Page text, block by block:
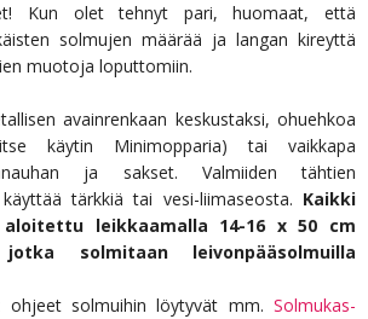
Kun olet tehnyt pari, huomaat, että
solmujen määrää ja langan kireyttä
muotoja loputtomiin.
avainrenkaan keskustaksi, ohuehkoa
käytin Minimopparia) tai vaikkapa
ja sakset. Valmiiden tähtien
tärkkiä tai vesi-liimaseosta. Kaikki
leikkaamalla 14-16 x 50 cm
solmitaan leivonpääsolmuilla
ohjeet solmuihin löytyvät mm. Solmukas-